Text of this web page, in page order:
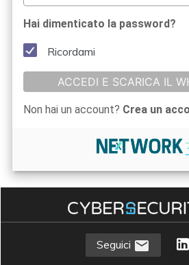
Hai dimenticato la password?
Ricordami
ACCEDI E SCARICA IL
Non hai un account? Crea un
Seguici